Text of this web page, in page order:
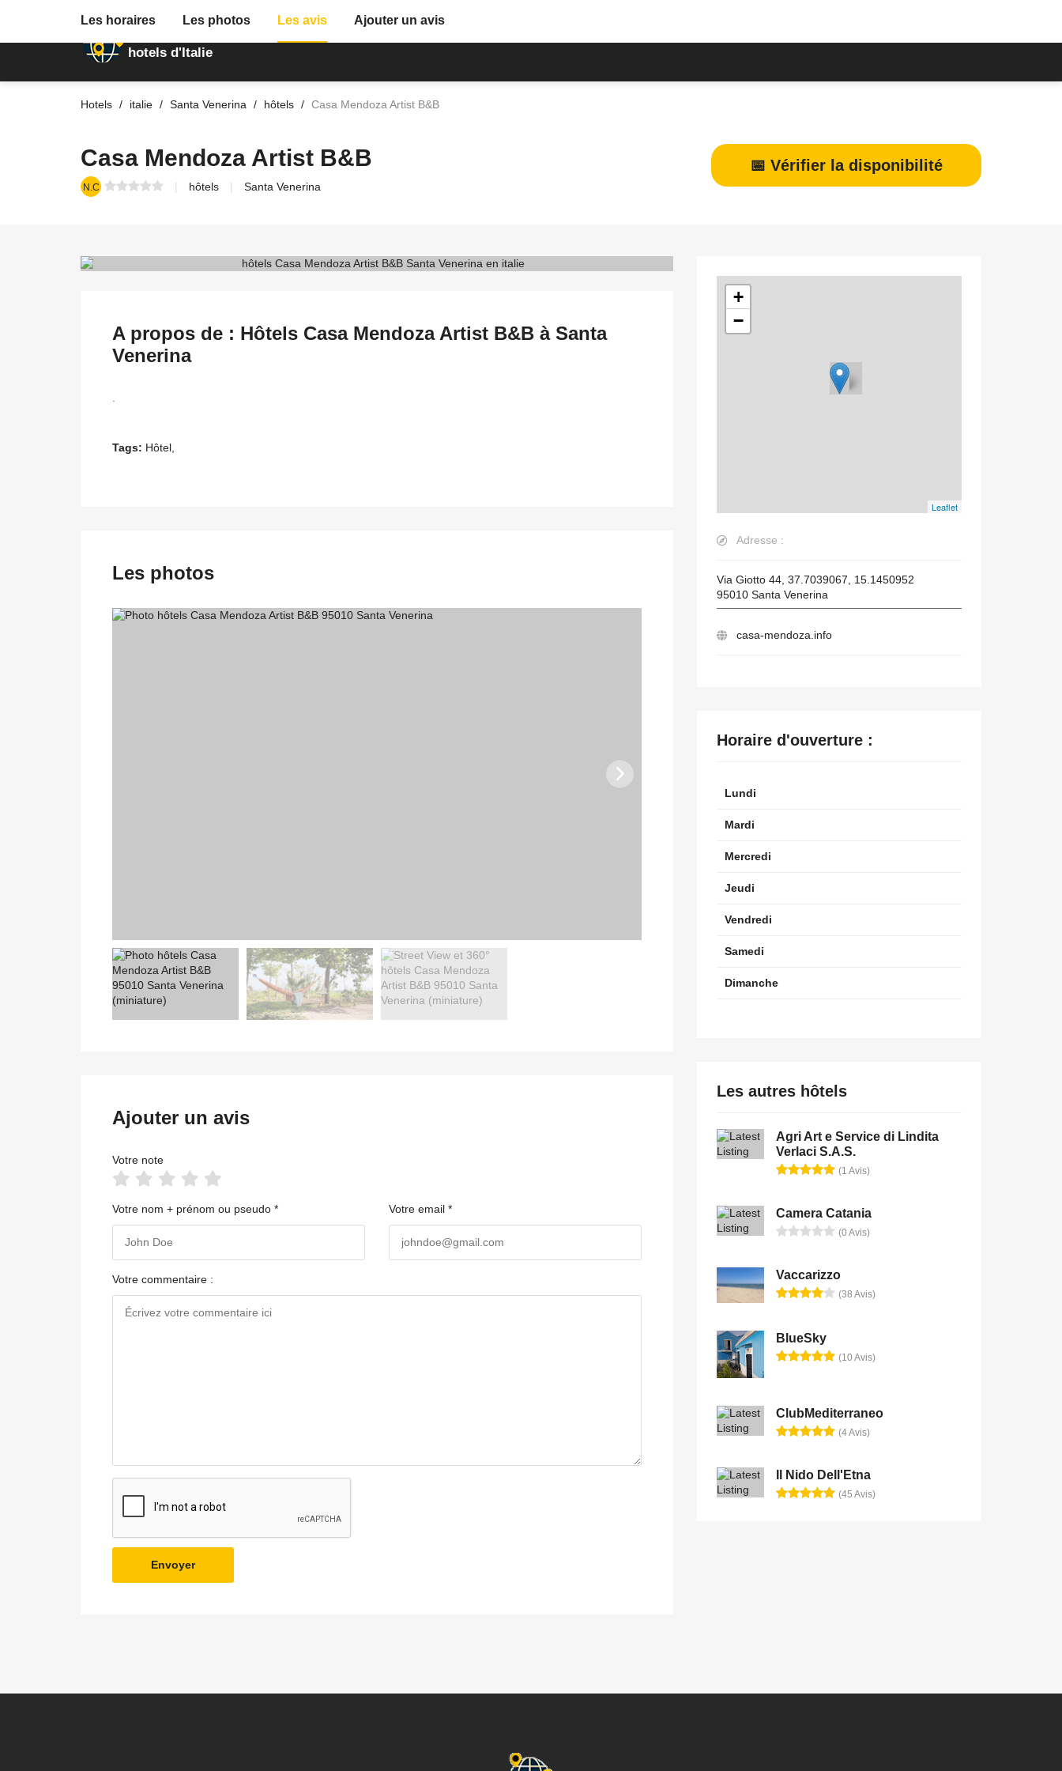
Annuaire des
hotels d'Italie
Hotels italie Santa Venerina hôtels Casa Mendoza Artist B&B
Casa Mendoza Artist B&B
N.C hôtels Santa Venerina
📅 Vérifier la disponibilité
Les horaires Les photos Les avis Ajouter un avis
A propos de : Hôtels Casa Mendoza Artist B&B à Santa
Venerina
Tags: Hôtel,
Les photos
Ajouter un avis
Votre note
Votre nom + prénom ou pseudo * Votre email *
Votre commentaire :
Envoyer
+
−
Leaflet
Adresse :
Via Giotto 44, 37.7039067, 15.1450952
95010 Santa Venerina
casa-mendoza.info
Horaire d'ouverture :
Lundi
Mardi
Mercredi
Jeudi
Vendredi
Samedi
Dimanche
Les autres hôtels
Agri Art e Service di Lindita
Verlaci S.A.S.
(1 Avis)
Camera Catania
(0 Avis)
Vaccarizzo
(38 Avis)
BlueSky
(10 Avis)
ClubMediterraneo
(4 Avis)
Il Nido Dell'Etna
(45 Avis)